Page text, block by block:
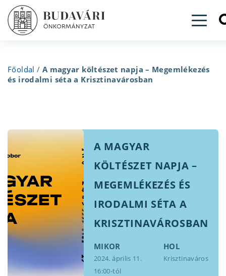
Főoldal / A magyar költészet napja – Megemlékezés
és irodalmi séta a Krisztinavárosban
A MAGYAR
KÖLTÉSZET NAPJA –
MEGEMLÉKEZÉS ÉS
IRODALMI SÉTA A
KRISZTINAVÁROSBAN
MIKOR
2024. április 11.
16:00-tól
HOL
Krisztinaváros